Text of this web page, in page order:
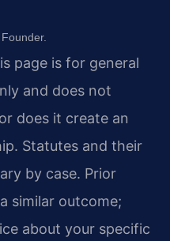
page is for general
and does not
does it create an
Statutes and their
by case. Prior
similar outcome;
about your specific